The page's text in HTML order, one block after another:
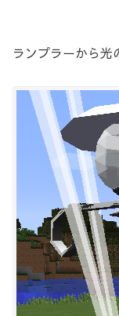
ランプラーから光